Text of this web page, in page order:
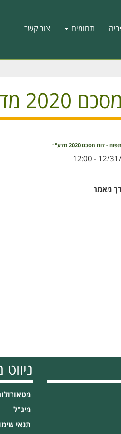
תחומים צור קשר
מדע"ר
דוח מסכם 2020 מדע"ר
מאמר
מיג"ל
תנאי